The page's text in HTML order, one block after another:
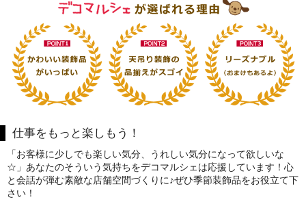
仕事をもっと楽しもう！
「お客様に少しでも楽しい気分、うれしい気分になって欲しいな
☆」あなたのそういう気持ちをデコマルシェは応援しています！心
と会話が弾む素敵な店舗空間づくりに♪ぜひ季節装飾品をお役立て下
さい！